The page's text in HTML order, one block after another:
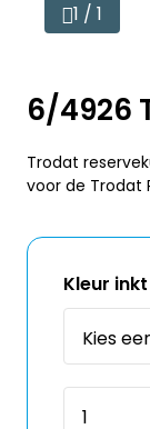
1 / 1
6/4926
Trodat
voor de Trodat
Kleur inkt